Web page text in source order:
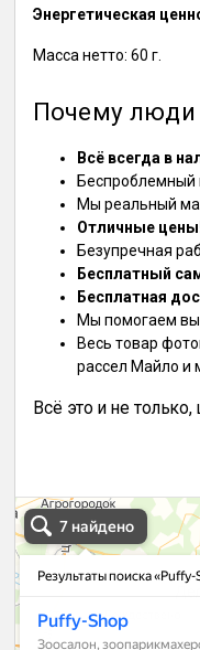
Энергетическая
Масса нетто: 60 г.
Почему люди
Всё всегда в
Беспроблемный
Мы реальный
Отличные
Безупречная
Бесплатный
Бесплатная
Мы помогаем
Весь товар
рассел Майло и
Всё это и не